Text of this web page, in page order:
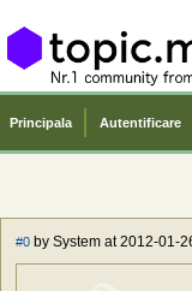
Principala Autentificare
#0 by System at 2012-01-